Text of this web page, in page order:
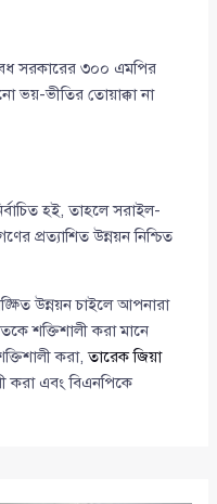
সরকারের ৩০০ এমপির
ভয়-ভীতির তোয়াক্কা না
হই, তাহলে সরাইল-
প্রত্যাশিত উন্নয়ন নিশ্চিত
উন্নয়ন চাইলে আপনারা
শক্তিশালী করা মানে
করা,তারেক জিয়া
করা এবং বিএনপিকে